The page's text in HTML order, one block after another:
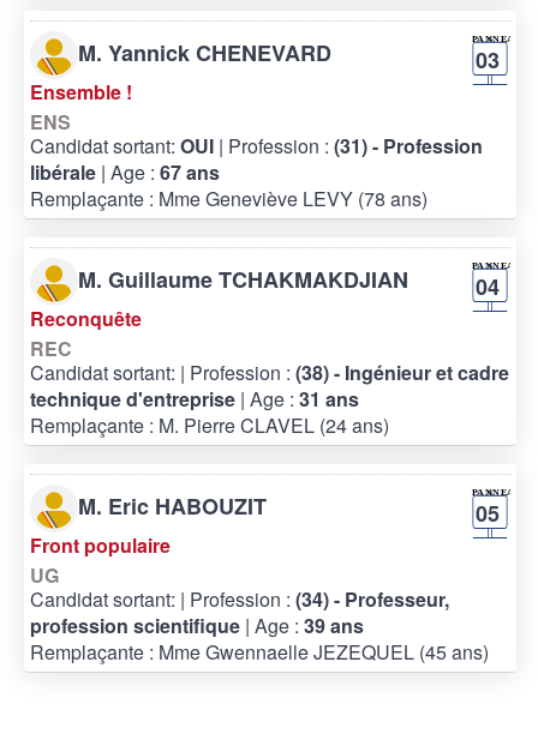
M. Yannick CHENEVARD 03
Ensemble !
ENS
Candidat sortant: OUI | Profession : (31) - Profession
libérale | Age : 67 ans
Remplaçante : Mme Geneviève LEVY (78 ans)
M. Guillaume TCHAKMAKDJIAN 04
Reconquête
REC
Candidat sortant: | Profession : (38) - Ingénieur et cadre
technique d'entreprise | Age : 31 ans
Remplaçante : M. Pierre CLAVEL (24 ans)
M. Eric HABOUZIT 05
Front populaire
UG
Candidat sortant: | Profession : (34) - Professeur,
profession scientifique | Age : 39 ans
Remplaçante : Mme Gwennaelle JEZEQUEL (45 ans)